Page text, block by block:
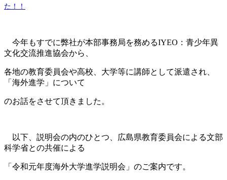
た！！
今年もすでに弊社が本部事務局を務めるIYEO：青少年異
文化交流推進協会から、
各地の教育委員会や高校、大学等に講師として派遣され、
「海外進学」について
のお話をさせて頂きました。
以下、説明会の内のひとつ、広島県教育委員会による文部
科学省との共催による
「令和元年度海外大学進学説明会」のご案内です。